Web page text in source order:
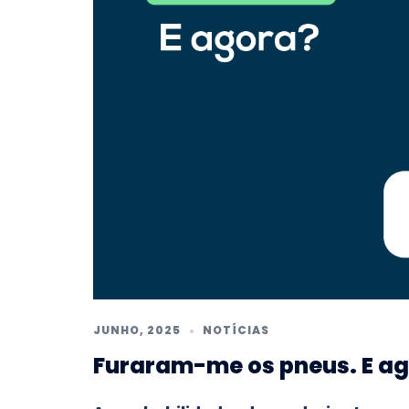
JUNHO, 2025 NOTÍCIAS
Furaram-me os pneus. E